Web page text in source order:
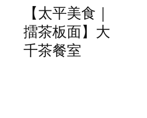
【太平美食｜
擂茶板面】大
千茶餐室